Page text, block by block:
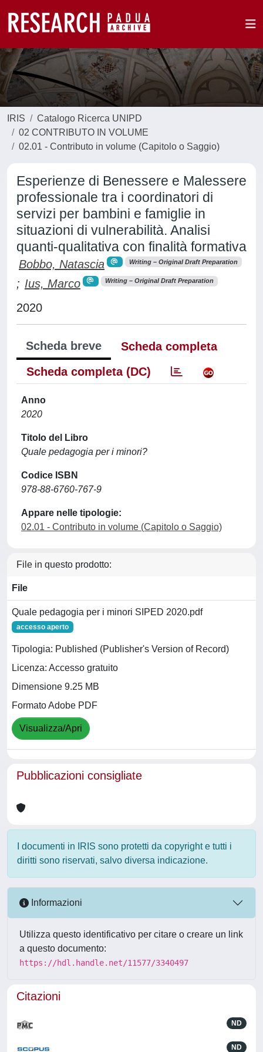
IRIS
Catalogo Ricerca UNIPD
02 CONTRIBUTO IN VOLUME
02.01 - Contributo in volume (Capitolo o Saggio)
Esperienze di Benessere e Malessere
professionale tra i coordinatori di
servizi per bambini e famiglie in
situazioni di vulnerabilità. Analisi
quanti-qualitativa con finalità formativa
Bobbo, Natascia Writing – Original Draft Preparation
; Ius, Marco Writing – Original Draft Preparation
2020
Scheda breve
Scheda completa
Scheda completa (DC)
Anno
2020
Titolo del Libro
Quale pedagogia per i minori?
Codice ISBN
978-88-6760-767-9
Appare nelle tipologie:
02.01 - Contributo in volume (Capitolo o Saggio)
File in questo prodotto:
File
Quale pedagogia per i minori SIPED 2020.pdf
accesso aperto
Tipologia: Published (Publisher's Version of Record)
Licenza: Accesso gratuito
Dimensione 9.25 MB
Formato Adobe PDF
Visualizza/Apri
Pubblicazioni consigliate
I documenti in IRIS sono protetti da copyright e tutti i
diritti sono riservati, salvo diversa indicazione.
Informazioni
Utilizza questo identificativo per citare o creare un link
a questo documento:
https://hdl.handle.net/11577/3340497
Citazioni
ND
ND